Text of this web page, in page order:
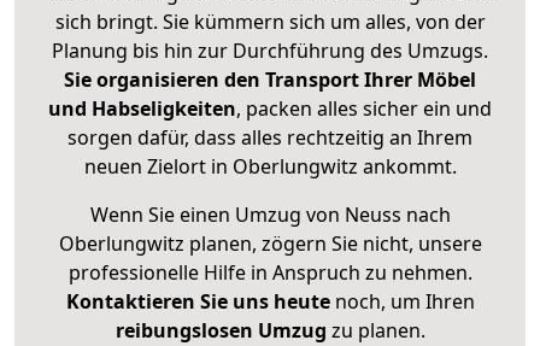
sich bringt. Sie kümmern sich um alles, von der
Planung bis hin zur Durchführung des Umzugs.
Sie organisieren den Transport Ihrer Möbel
und Habseligkeiten, packen alles sicher ein und
sorgen dafür, dass alles rechtzeitig an Ihrem
neuen Zielort in Oberlungwitz ankommt.
Wenn Sie einen Umzug von Neuss nach
Oberlungwitz planen, zögern Sie nicht, unsere
professionelle Hilfe in Anspruch zu nehmen.
Kontaktieren Sie uns heutenoch, um Ihren
reibungslosen Umzug zu planen.